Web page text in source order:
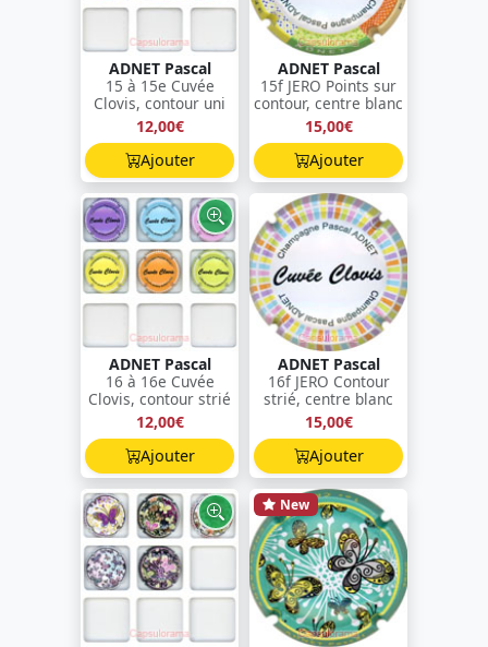
ADNET Pascal
15 à 15e Cuvée
Clovis, contour uni
12,00€
Ajouter
ADNET Pascal
15f JERO Points sur
contour, centre blanc
15,00€
Ajouter
ADNET Pascal
16 à 16e Cuvée
Clovis, contour strié
12,00€
Ajouter
ADNET Pascal
16f JERO Contour
strié, centre blanc
15,00€
Ajouter
New